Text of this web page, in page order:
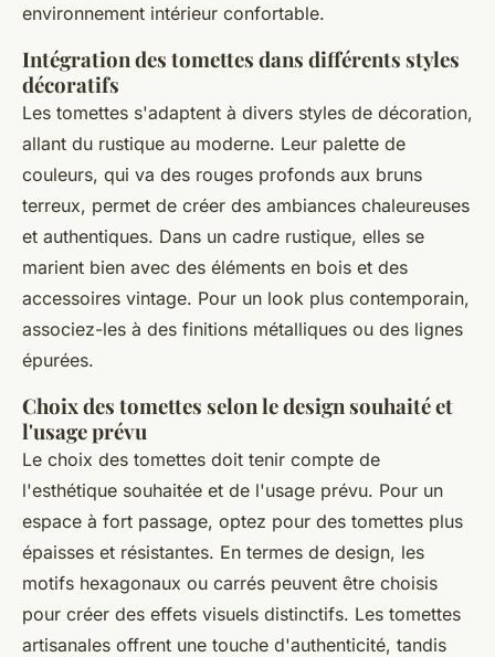
environnement intérieur confortable.
Intégration des tomettes dans différents styles
décoratifs
Les tomettes s'adaptent à divers styles de décoration,
allant du rustique au moderne. Leur palette de
couleurs, qui va des rouges profonds aux bruns
terreux, permet de créer des ambiances chaleureuses
et authentiques. Dans un cadre rustique, elles se
marient bien avec des éléments en bois et des
accessoires vintage. Pour un look plus contemporain,
associez-les à des finitions métalliques ou des lignes
épurées.
Choix des tomettes selon le design souhaité et
l'usage prévu
Le choix des tomettes doit tenir compte de
l'esthétique souhaitée et de l'usage prévu. Pour un
espace à fort passage, optez pour des tomettes plus
épaisses et résistantes. En termes de design, les
motifs hexagonaux ou carrés peuvent être choisis
pour créer des effets visuels distinctifs. Les tomettes
artisanales offrent une touche d'authenticité, tandis